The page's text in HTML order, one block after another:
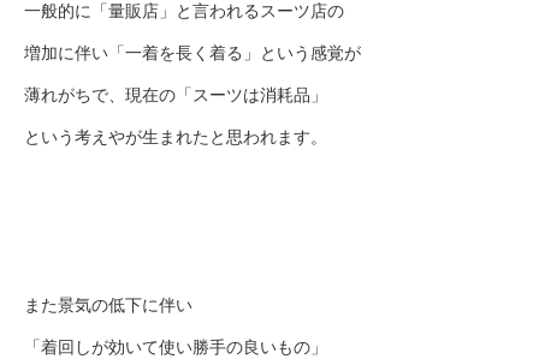
一般的に「量販店」と言われるスーツ店の
増加に伴い「一着を長く着る」という感覚が
薄れがちで、現在の「スーツは消耗品」
という考えやが生まれたと思われます。
また景気の低下に伴い
「着回しが効いて使い勝手の良いもの」